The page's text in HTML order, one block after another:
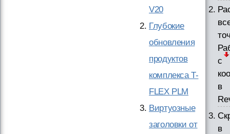
V20
Глубокие
обновления
продуктов
комплекса T-
FLEX PLM
Виртуозные
заголовки от
с
в
в